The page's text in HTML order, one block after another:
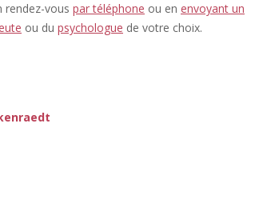
rendez-vous par téléphone ou en envoyant un
ou du psychologue de votre choix.